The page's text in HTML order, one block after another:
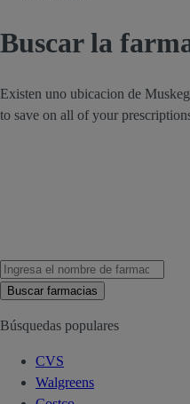
Buscar la
Existen uno ubicacion de
to save on all of your
Buscar farmacias
Búsquedas populares
CVS
Walgreens